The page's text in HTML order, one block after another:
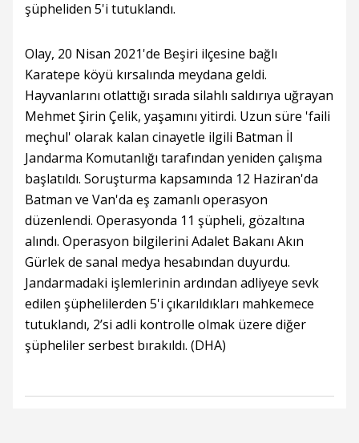
şüpheliden 5'i tutuklandı.
Olay, 20 Nisan 2021'de Beşiri ilçesine bağlı
Karatepe köyü kırsalında meydana geldi.
Hayvanlarını otlattığı sırada silahlı saldırıya uğrayan
Mehmet Şirin Çelik, yaşamını yitirdi. Uzun süre 'faili
meçhul' olarak kalan cinayetle ilgili Batman İl
Jandarma Komutanlığı tarafından yeniden çalışma
başlatıldı. Soruşturma kapsamında 12 Haziran'da
Batman ve Van'da eş zamanlı operasyon
düzenlendi. Operasyonda 11 şüpheli, gözaltına
alındı. Operasyon bilgilerini Adalet Bakanı Akın
Gürlek de sanal medya hesabından duyurdu.
Jandarmadaki işlemlerinin ardından adliyeye sevk
edilen şüphelilerden 5'i çıkarıldıkları mahkemece
tutuklandı, 2’si adli kontrolle olmak üzere diğer
şüpheliler serbest bırakıldı. (DHA)